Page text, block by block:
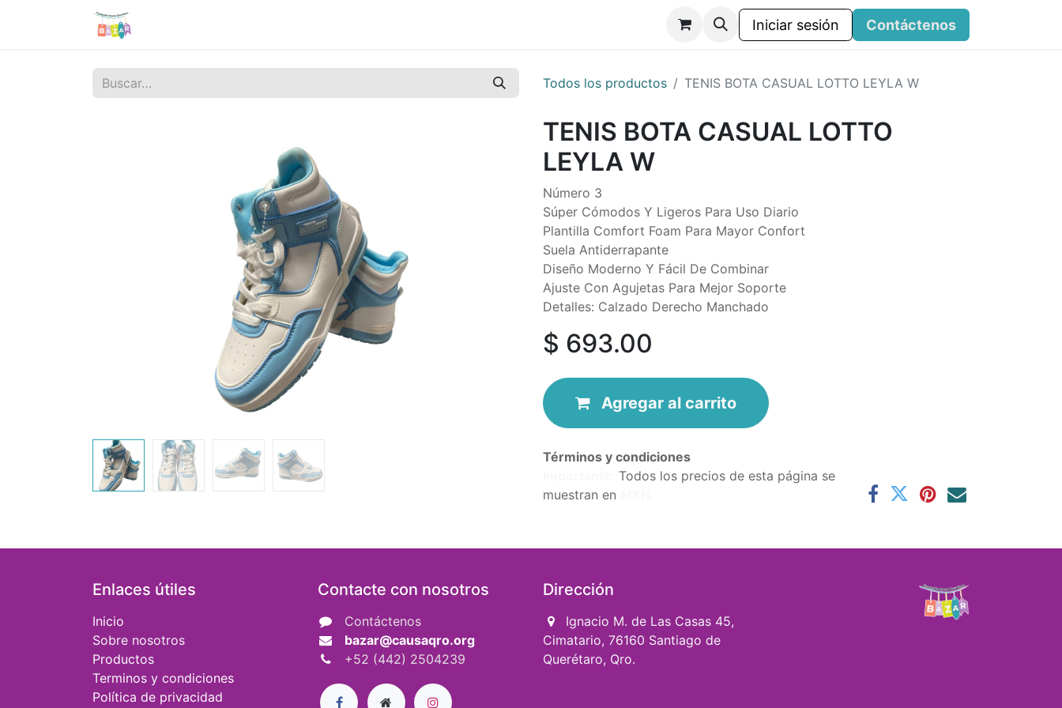
Iniciar sesión Contáctenos
Todos los productos TENIS BOTA CASUAL LOTTO LEYLA W
TENIS BOTA CASUAL LOTTO
LEYLA W
Número 3
Súper Cómodos Y Ligeros Para Uso Diario
Plantilla Comfort Foam Para Mayor Confort
Suela Antiderrapante
Diseño Moderno Y Fácil De Combinar
Ajuste Con Agujetas Para Mejor Soporte
Detalles: Calzado Derecho Manchado
$ 693.00
Agregar al carrito
Términos y condiciones
Todos los precios de esta página se
muestran en
Enlaces útiles
Inicio
Sobre nosotros
Productos
Terminos y condiciones
Política de privacidad
Contacte con nosotros
Contáctenos
bazar@causaqro.org
+52 (442) 2504239
Dirección
Ignacio M. de Las Casas 45,
Cimatario, 76160 Santiago de
Querétaro, Qro.